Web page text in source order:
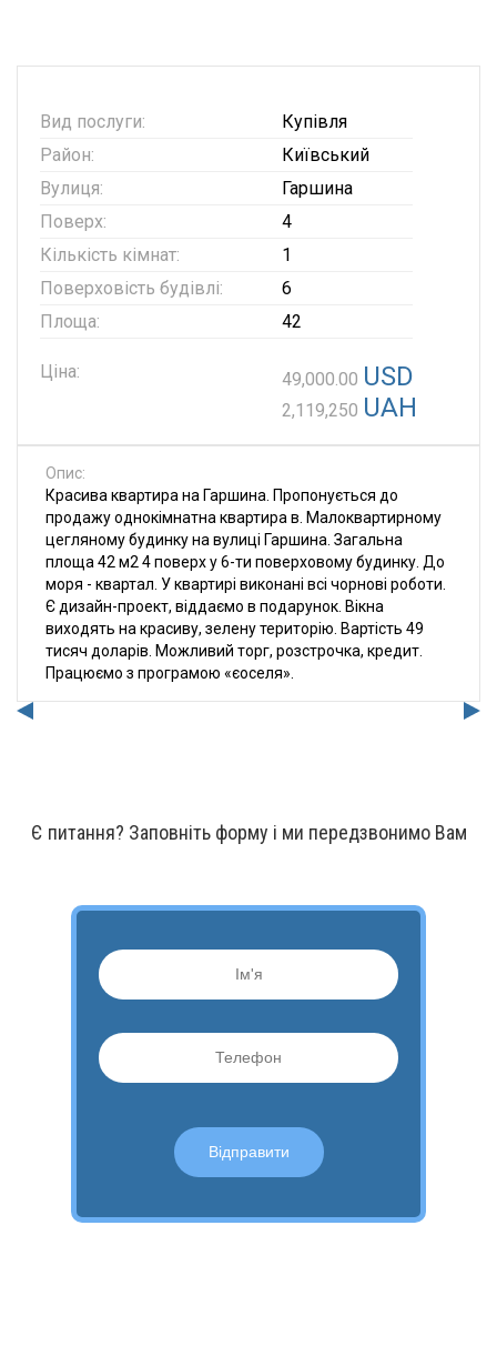
Вид послуги:
Купівля
Район:
Київський
Вулиця:
Гаршина
Поверх:
4
Кількість кімнат:
1
Поверховість будівлі:
6
Площа:
42
Ціна: 49,000.00 USD
2,119,250 UAH
Опис:
Красива квартира на Гаршина. Пропонується до
продажу однокімнатна квартира в. Малоквартирному
цегляному будинку на вулиці Гаршина. Загальна
площа 42 м2 4 поверх у 6-ти поверховому будинку. До
моря - квартал. У квартирі виконані всі чорнові роботи.
Є дизайн-проект, віддаємо в подарунок. Вікна
виходять на красиву, зелену територію. Вартість 49
тисяч доларів. Можливий торг, розстрочка, кредит.
Працюємо з програмою «єоселя».
Є питання? Заповніть форму і ми передзвонимо Вам